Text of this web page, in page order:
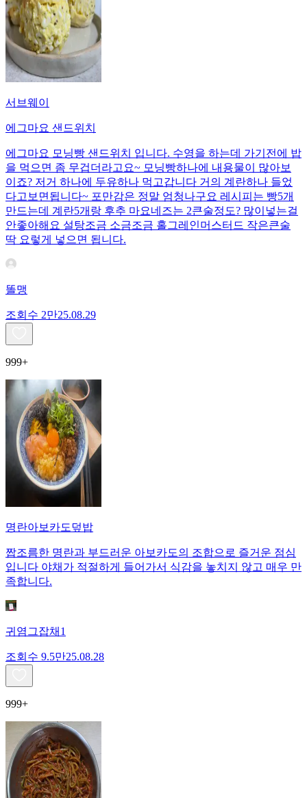
서브웨이
에그마요 샌드위치
에그마요 모닝빵 샌드위치 입니다. 수영을 하는데 가기전에 밥
을 먹으면 좀 무겁더라고요~ 모닝빵하나에 내용물이 많아보
이죠? 저거 하나에 두유하나 먹고갑니다 거의 계란하나 들었
다고보면됩니다~ 포만감은 정말 엄청나구요 레시피는 빵5개
만드는데 계란5개랑 후추 마요네즈는 2큰술정도? 많이넣는걸
안좋아해요 설탕조금 소금조금 홀그레인머스터드 작은큰술
딱 요렇게 넣으면 됩니다.
똘맹
조회수 2만25.08.29
999+
명란아보카도덮밥
짭조름한 명란과 부드러운 아보카도의 조합으로 즐거운 점심
입니다 야채가 적절하게 들어가서 식감을 놓치지 않고 매우 만
족합니다.
귀염그잡채1
조회수 9.5만25.08.28
999+